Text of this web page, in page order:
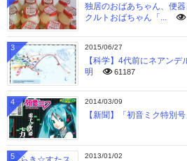
独居のおばあちゃん、便
クルトおばちゃん「...
2015/06/27
【科学】4代前にネアン
明
61187
3
2014/03/09
【新聞】「初音ミク特別
4
2013/01/02
5